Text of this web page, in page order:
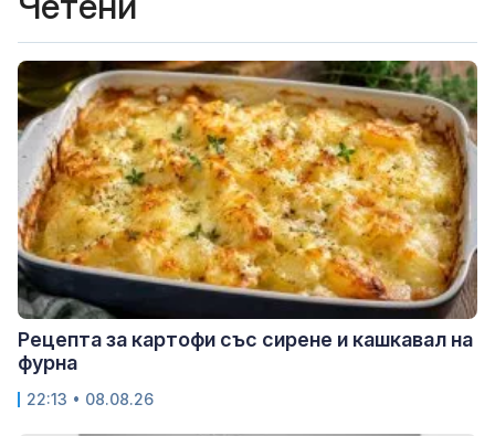
Рецепта за картофи със сирене и кашкавал на
фурна
22:13 • 08.08.26